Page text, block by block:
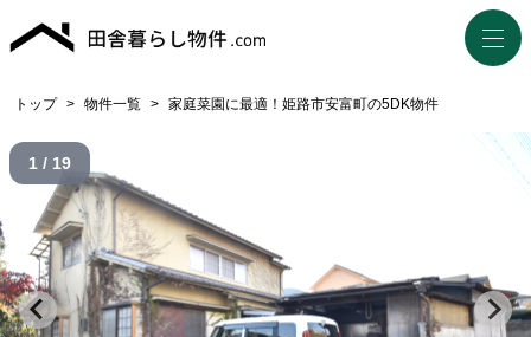
トップ > 物件一覧 > 家庭菜園に最適！姫路市安富町の5DK物件
1 / 19